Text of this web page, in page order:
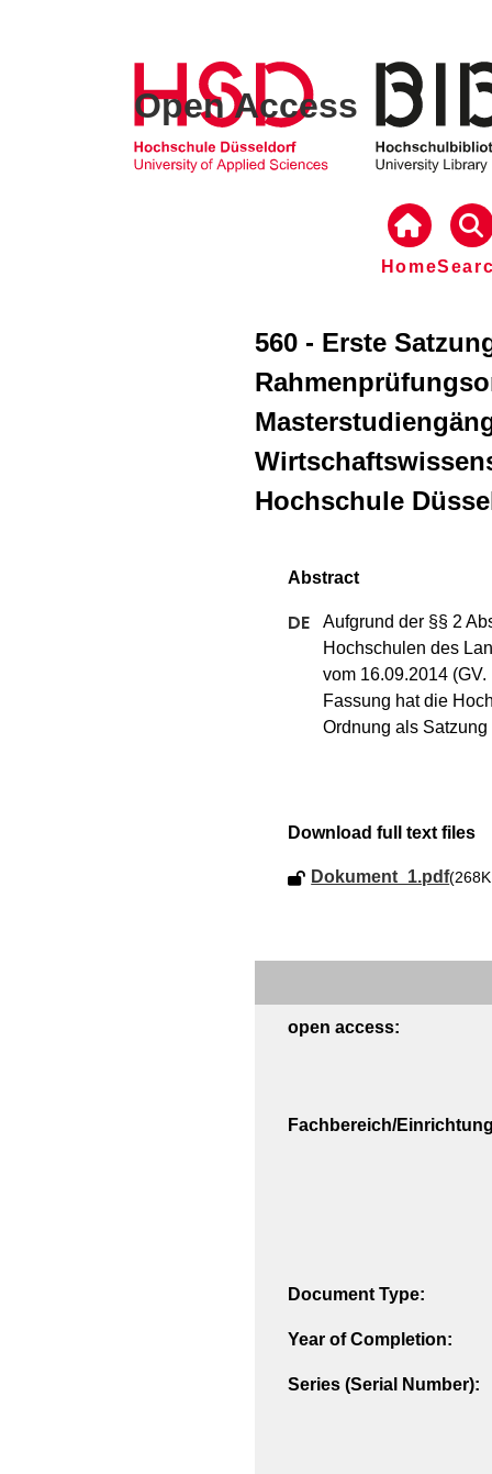
Open Access
Home
560 - Erste
Hochschule
Aufgrund der §§ 2
Hochschulen des
vom 16.09.2014
Fassung hat die
Ordnung als
Download full text files
Dokument_1.pdf
open access:
Fachbereich/
Document Type:
Year of Completion:
Series (Serial Number):